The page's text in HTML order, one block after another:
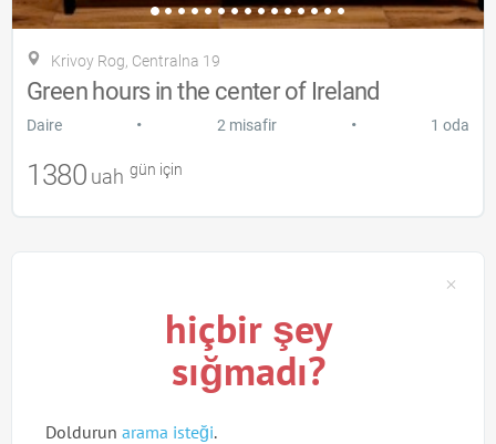
Krivoy Rog, Centralna 19
Green hours in the center of Ireland
Daire • 2 misafir • 1 oda
1380 uah gün için
hiçbir şey
sığmadı?
Doldurun arama isteği.